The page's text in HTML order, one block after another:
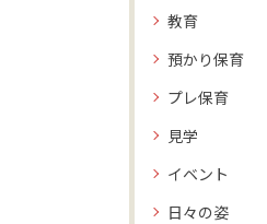
教育
預かり保育
プレ保育
見学
イベント
日々の姿